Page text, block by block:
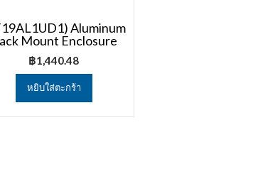
Aluminum
Mount Enclosure
฿1,440.48
หยิบใส่ตะกร้า